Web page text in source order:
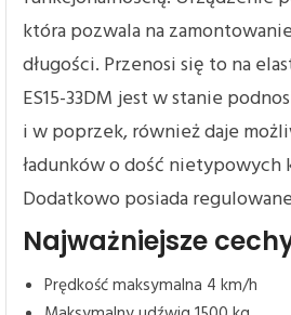
która pozwala na
długości. Przenosi się to na
ES15-33DM jest w stanie
i w poprzek, również daje
ładunków o dość nietypowych
Dodatkowo posiada
Najważniejsze
Prędkość maksymalna 4 km/h